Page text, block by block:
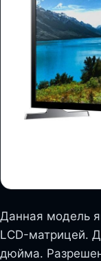
Данная модель
LCD-матрицей.
дюйма.